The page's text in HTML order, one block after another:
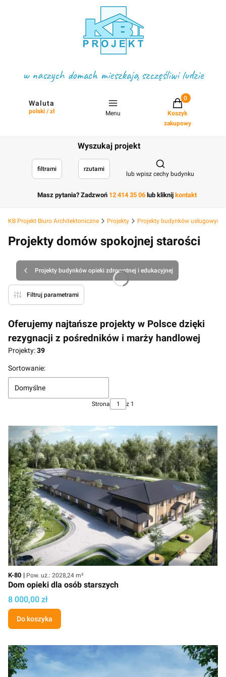
w naszych domach mieszkają szczęśliwi ludzie
Waluta
polski / zł Menu
Projekty w
Koszyk
zakupowy
Wyszukaj projekt
filtrami rzutami
Otwórz
lub wpisz cechy budynku
Masz pytania? Zadzwoń 12 414 35 06 lub kliknij kontakt
KB Projekt Biuro Architektoniczne Projekty Projekty budynków
Projekty domów spokojnej starości
Projekty budynków opieki zdrowotnej i edukacyjnej
Filtruj parametrami
Oferujemy najtańsze projekty w Polsce dzięki
rezygnacji z pośredników i marży handlowej
Projekty:39
Lista produktów
Sortowanie:
Domyślne
Strona z 1
Kod
K-80 Powierzchnia użytkowa
Pow. uż.: 2028,24 m²
Dom opieki dla osób starszych
Cena projektu
8 000,00 zł
Do koszyka